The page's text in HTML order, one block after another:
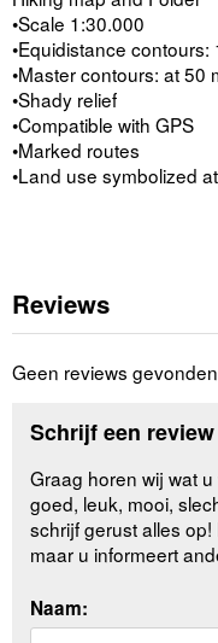
•Scale 1:30.000
•Equidistance contours:
•Master contours: at 50
•Shady relief
•Compatible with GPS
•Marked routes
•Land use symbolized
Reviews
Geen reviews
Schrijf een review
Graag horen wij wat
goed, leuk, mooi,
schrijf gerust alles
maar u informeert
Naam: